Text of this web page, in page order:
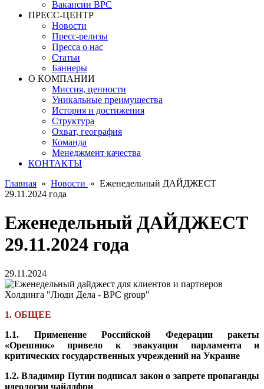
Вакансии BPC
ПРЕСС-ЦЕНТР
Новости
Пресс-релизы
Пресса о нас
Статьи
Баннеры
О КОМПАНИИ
Миссия, ценности
Уникальные преимущества
История и достижения
Структура
Охват, география
Команда
Менеджмент качества
КОНТАКТЫ
Главная » Новости » Еженедельный ДАЙДЖЕСТ
29.11.2024 года
Еженедельный ДАЙДЖЕСТ
29.11.2024 года
29.11.2024
1. ОБЩЕЕ
1.1. Применение Российской Федерации ракеты
«Орешник» привело к эвакуации парламента и
критических государственных учреждений на Украине
1.2. Владимир Путин подписал закон о запрете пропаганды
идеологии чайлдфри